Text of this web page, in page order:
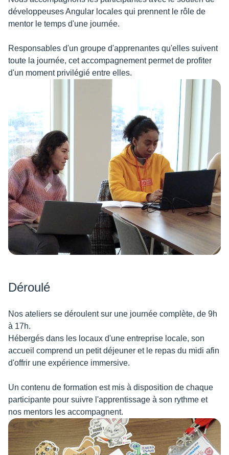
développeuses Angular locales qui prennent le rôle de
mentor le temps d'une journée.
Responsables d'un groupe d'apprenantes qu'elles suivent
toute la journée, cet accompagnement permet de profiter
d'un moment privilégié entre elles.
Déroulé
Nos ateliers se déroulent sur une journée complète, de 9h
à 17h.
Hébergés dans les locaux d'une entreprise locale, son
accueil comprend un petit déjeuner et le repas du midi afin
d'offrir une expérience immersive.
Un contenu de formation est mis à disposition de chaque
participante pour suivre l'apprentissage à son rythme et
nos mentors les accompagnent.